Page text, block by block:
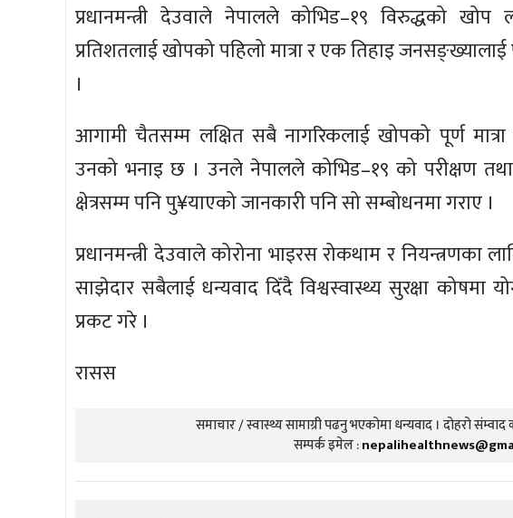
प्रधानमन्त्री देउवाले नेपालले कोभिड–१९ विरुद्धको
प्रतिशतलाई खोपको पहिलो मात्रा र एक तिहाइ
।
आगामी चैतसम्म लक्षित सबै नागरिकलाई खोपको पूर्ण
उनको भनाइ छ । उनले नेपालले कोभिड–१९ को परीक्षण
क्षेत्रसम्म पनि पु¥याएको जानकारी पनि सो सम्बोधनमा गराए ।
प्रधानमन्त्री देउवाले कोरोना भाइरस रोकथाम र नियन्त्रणका
साझेदार सबैलाई धन्यवाद दिँदै विश्वस्वास्थ्य सुरक्षा कोषमा
प्रकट गरे ।
रासस
समाचार / स्वास्थ्य सामाग्री पढनु भएकोमा धन्यवाद । दोहरो
सम्पर्क इमेल :